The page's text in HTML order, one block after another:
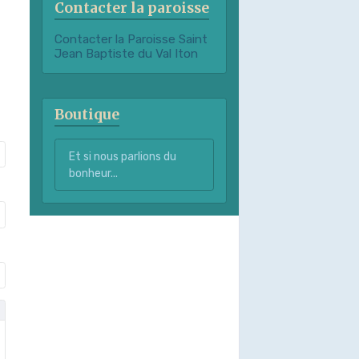
Contacter la paroisse
Contacter la Paroisse Saint
Jean Baptiste du Val Iton
Boutique
Et si nous parlions du
bonheur...